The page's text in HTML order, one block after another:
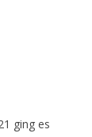
ging es